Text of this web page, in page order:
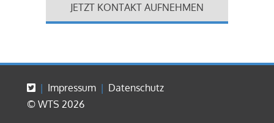
JETZT KONTAKT AUFNEHMEN
Impressum
Datenschutz
© WTS 2026